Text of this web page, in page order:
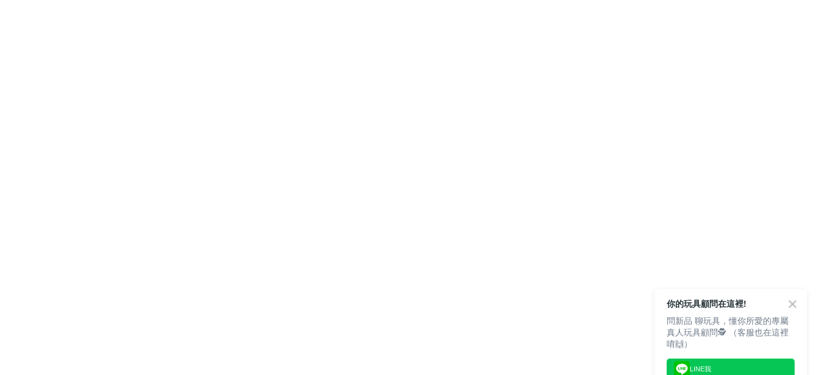
你的玩具顧問在這裡!
問新品 聊玩具，懂你所愛的專屬
真人玩具顧問🕵️ （客服也在這裡
唷🙌）
LINE我